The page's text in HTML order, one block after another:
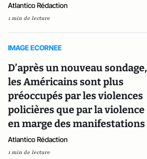
Atlantico Rédaction
1 min de lecture
IMAGE ECORNEE
D’après un nouveau sondage,
les Américains sont plus
préoccupés par les violences
policières que par la violence
en marge des manifestations
Atlantico Rédaction
1 min de lecture